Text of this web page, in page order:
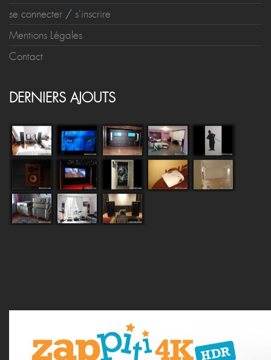
se connecter / s'inscrire
Mentions Légales
Contact
DERNIERS AJOUTS